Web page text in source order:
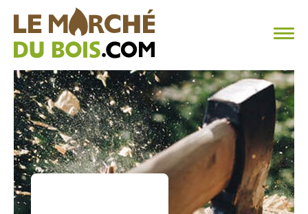
CHAUFFAGE AU BOIS
FAQ
CALCULER SA CONSOMMATION
TROUVER SON FOURNISSEUR